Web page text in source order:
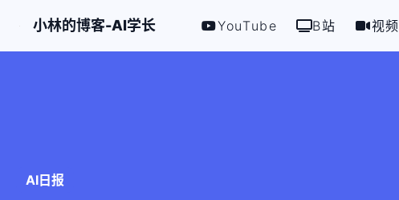
小林的博客-AI学长 YouTube B站 视频
AI日报